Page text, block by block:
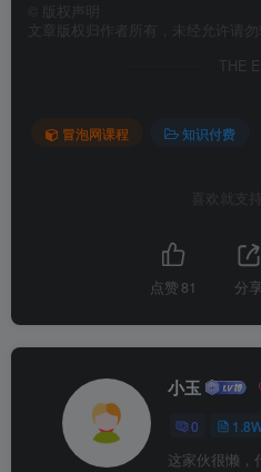
版权声明
文章版权归作者所有，未经允许请勿
THE
冒泡网课程 知识付费
喜欢就支
点赞 81 分享
小玉
0
这家伙很懒，